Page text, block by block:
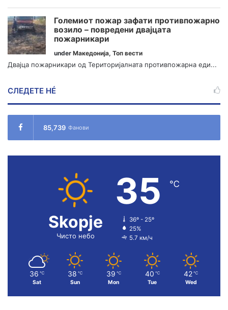
Големиот пожар зафати противпожарно
возило – повредени двајцата
пожарникари
under Македонија, Топ вести
Двајца пожарникари од Територијалната противпожарна еди...
СЛЕДЕТЕ НÉ
85,739 Фанови
Skopje
Чисто небо
35 ℃
36º - 25º
25%
5.7 км/ч
36 ℃
Sat
38 ℃
Sun
39 ℃
Mon
40 ℃
Tue
42 ℃
Wed